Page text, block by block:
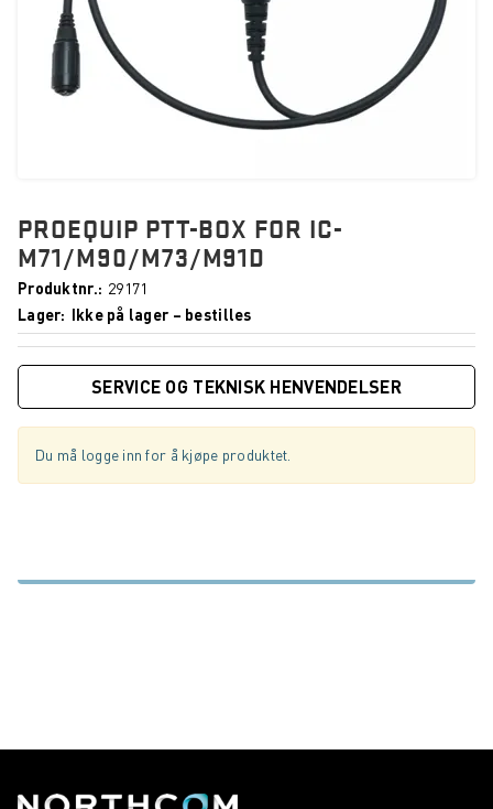
PROEQUIP PTT-BOX FOR IC-
M71/M90/M73/M91D
Produktnr.
29171
Lager
Ikke på lager – bestilles
SERVICE OG TEKNISK HENVENDELSER
Du må logge inn for å kjøpe produktet.